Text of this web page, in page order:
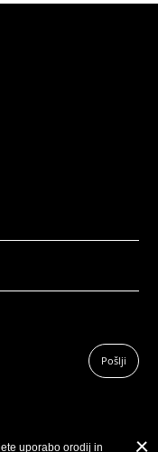
uporabo orodij in
Pošlji